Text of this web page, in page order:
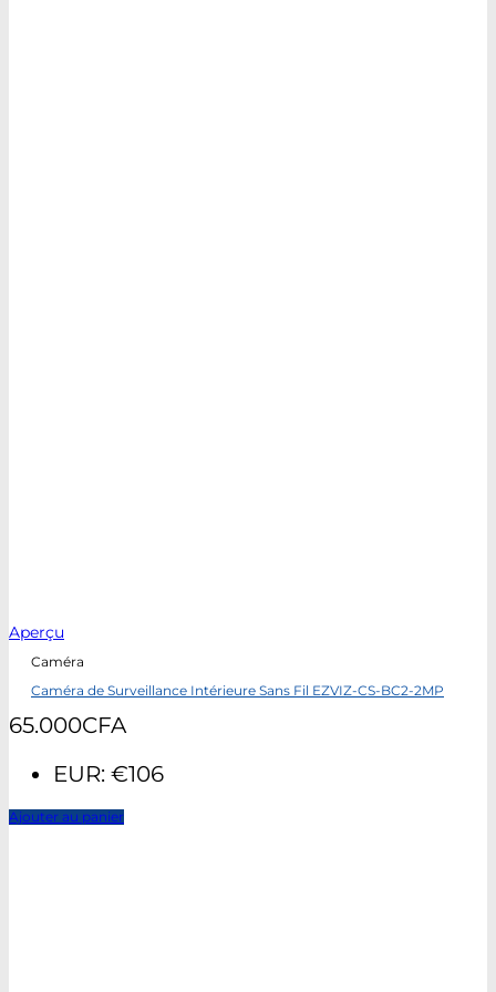
Aperçu
Caméra
Caméra de Surveillance Intérieure Sans Fil EZVIZ-CS-BC2-2MP
65.000CFA
EUR: €106
Ajouter au panier